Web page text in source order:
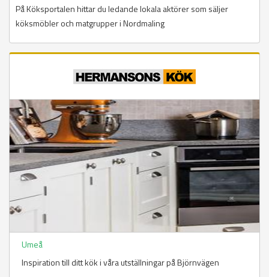
På Köksportalen hittar du ledande lokala aktörer som säljer
köksmöbler och matgrupper i Nordmaling
Umeå
Inspiration till ditt kök i våra utställningar på Björnvägen